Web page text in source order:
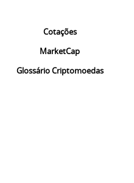
Cotações
MarketCap
Glossário Criptomoedas